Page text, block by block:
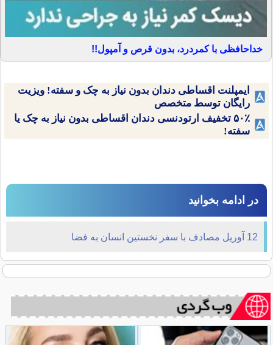
خداحافظی با کمردرد، بدون قرص و آمپول!!
ایمپلنت اقساطی دندان بدون نیاز به چک و سفته! ویزیت
رایگان توسط متخصص
۵۰٪ تخفیف ارتودنسی دندان اقساطی بدون نیاز به چک یا
سفته!
در ادامه بخوانید
12 آوریل مصادف با سفر نخستين انسان به فضا